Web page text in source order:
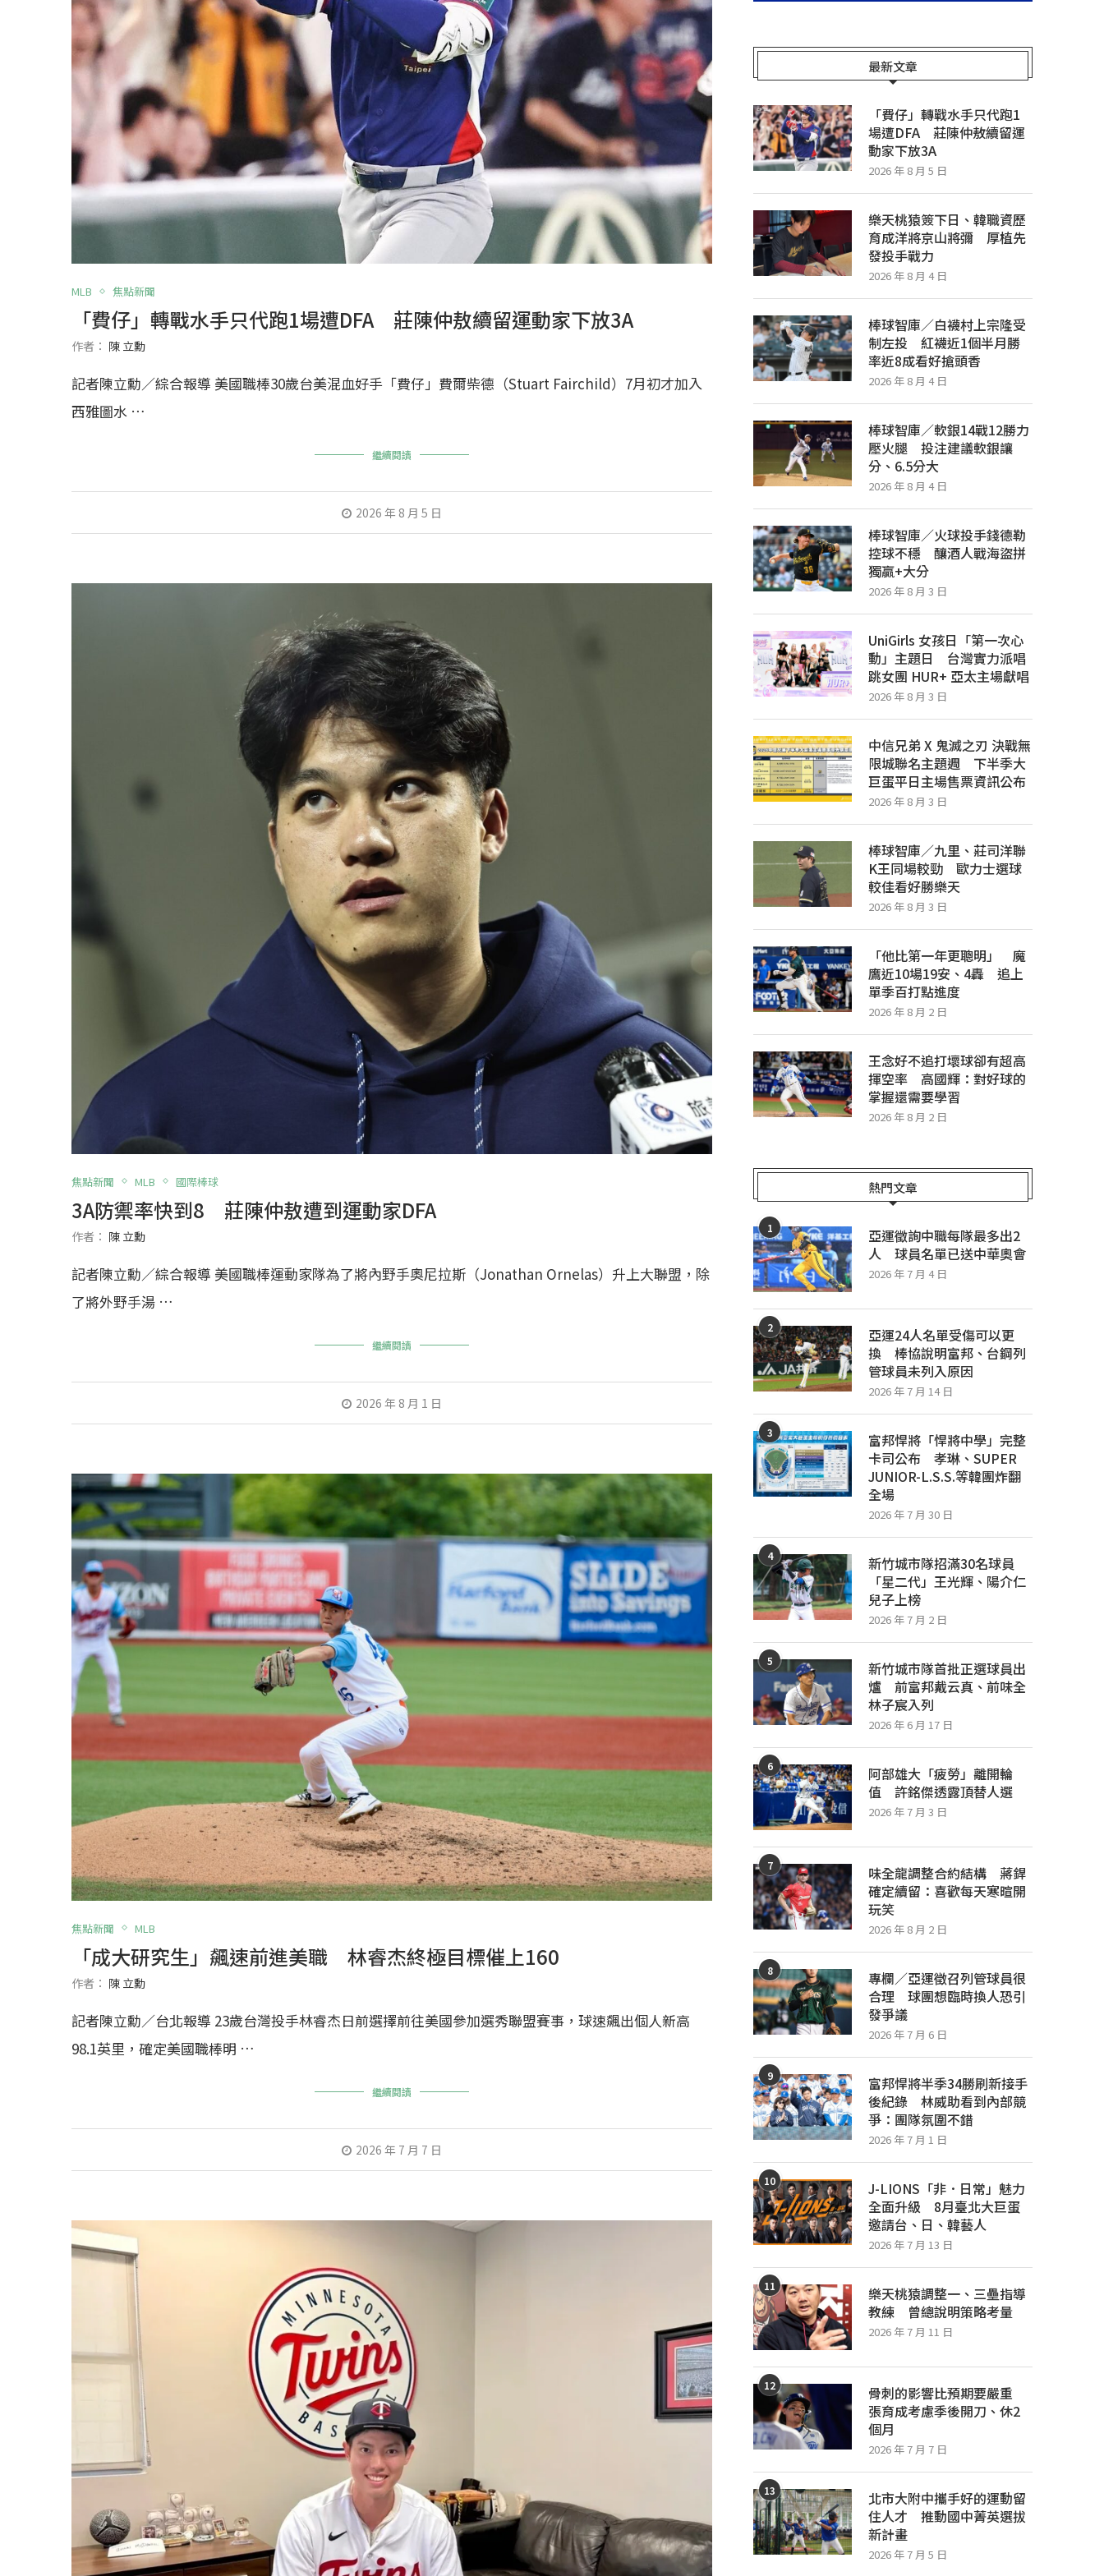
MLB 焦點新聞
「費仔」轉戰水手只代跑1場遭DFA 莊陳仲敖續留運動家下放3A
作者： 陳 立勳
記者陳立勳／綜合報導 美國職棒30歲台美混血好手「費仔」費爾柴德（Stuart Fairchild）7月初才加入
西雅圖水 …
繼續閱讀
2026 年 8 月 5 日
焦點新聞 MLB 國際棒球
3A防禦率快到8 莊陳仲敖遭到運動家DFA
作者： 陳 立勳
記者陳立勳／綜合報導 美國職棒運動家隊為了將內野手奧尼拉斯（Jonathan Ornelas）升上大聯盟，除
了將外野手湯 …
繼續閱讀
2026 年 8 月 1 日
焦點新聞 MLB
「成大研究生」飆速前進美職 林睿杰終極目標催上160
作者： 陳 立勳
記者陳立勳／台北報導 23歲台灣投手林睿杰日前選擇前往美國參加選秀聯盟賽事，球速飆出個人新高
98.1英里，確定美國職棒明 …
繼續閱讀
2026 年 7 月 7 日
最新文章
「費仔」轉戰水手只代跑1
場遭DFA 莊陳仲敖續留運
動家下放3A
2026 年 8 月 5 日
樂天桃猿簽下日、韓職資歷
育成洋將京山將彌 厚植先
發投手戰力
2026 年 8 月 4 日
棒球智庫／白襪村上宗隆受
制左投 紅襪近1個半月勝
率近8成看好搶頭香
2026 年 8 月 4 日
棒球智庫／軟銀14戰12勝力
壓火腿 投注建議軟銀讓
分、6.5分大
2026 年 8 月 4 日
棒球智庫／火球投手錢德勒
控球不穩 釀酒人戰海盜拼
獨贏+大分
2026 年 8 月 3 日
UniGirls 女孩日「第一次心
動」主題日 台灣實力派唱
跳女團 HUR+ 亞太主場獻唱
2026 年 8 月 3 日
中信兄弟 X 鬼滅之刃 決戰無
限城聯名主題週 下半季大
巨蛋平日主場售票資訊公布
2026 年 8 月 3 日
棒球智庫／九里、莊司洋聯
K王同場較勁 歐力士選球
較佳看好勝樂天
2026 年 8 月 3 日
「他比第一年更聰明」 魔
鷹近10場19安、4轟 追上
單季百打點進度
2026 年 8 月 2 日
王念好不追打壞球卻有超高
揮空率 高國輝：對好球的
掌握還需要學習
2026 年 8 月 2 日
熱門文章
1
亞運徵詢中職每隊最多出2
人 球員名單已送中華奧會
2026 年 7 月 4 日
2
亞運24人名單受傷可以更
換 棒協說明富邦、台鋼列
管球員未列入原因
2026 年 7 月 14 日
3
富邦悍將「悍將中學」完整
卡司公布 孝琳、SUPER
JUNIOR-L.S.S.等韓團炸翻
全場
2026 年 7 月 30 日
4
新竹城市隊招滿30名球員
「星二代」王光輝、陽介仁
兒子上榜
2026 年 7 月 2 日
5
新竹城市隊首批正選球員出
爐 前富邦戴云真、前味全
林子宸入列
2026 年 6 月 17 日
6
阿部雄大「疲勞」離開輪
值 許銘傑透露頂替人選
2026 年 7 月 3 日
7
味全龍調整合約結構 蔣銲
確定續留：喜歡每天寒暄開
玩笑
2026 年 8 月 2 日
8
專欄／亞運徵召列管球員很
合理 球團想臨時換人恐引
發爭議
2026 年 7 月 6 日
9
富邦悍將半季34勝刷新接手
後紀錄 林威助看到內部競
爭：團隊氛圍不錯
2026 年 7 月 1 日
10
J-LIONS「非．日常」魅力
全面升級 8月臺北大巨蛋
邀請台、日、韓藝人
2026 年 7 月 13 日
11
樂天桃猿調整一、三壘指導
教練 曾總說明策略考量
2026 年 7 月 11 日
12
骨刺的影響比預期要嚴重
張育成考慮季後開刀、休2
個月
2026 年 7 月 7 日
13
北市大附中攜手好的運動留
住人才 推動國中菁英選拔
新計畫
2026 年 7 月 5 日